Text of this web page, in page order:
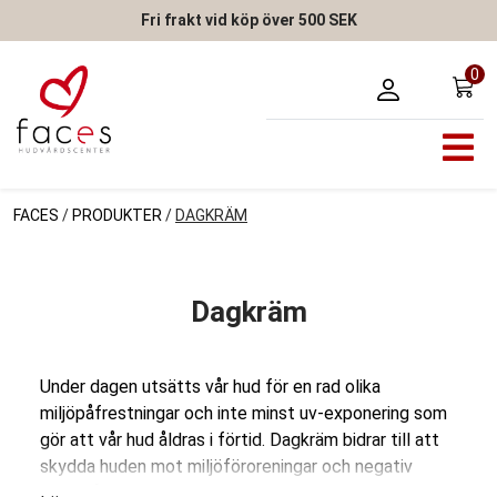
Fri frakt vid köp över 500 SEK
0
FACES / PRODUKTER / DAGKRÄM
Dagkräm
Under dagen utsätts vår hud för en rad olika
miljöpåfrestningar och inte minst uv-exponering som
gör att vår hud åldras i förtid. Dagkräm bidrar till att
skydda huden mot miljöföroreningar och negativ